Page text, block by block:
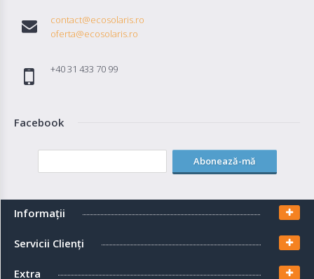
contact@ecosolaris.ro
oferta@ecosolaris.ro
+40 31 433 70 99
Facebook
Abonează-mă
Informaţii
Servicii Clienţi
Extra